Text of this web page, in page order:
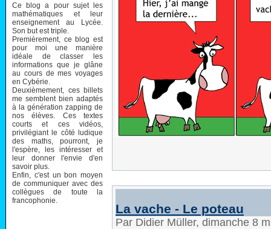
Ce blog a pour sujet les
mathématiques et leur
enseignement au Lycée.
Son but est triple.
Premièrement, ce blog est
pour moi une manière
idéale de classer les
informations que je glâne
au cours de mes voyages
en Cybérie.
Deuxièmement, ces billets
me semblent bien adaptés
à la génération zapping de
nos élèves. Ces textes
courts et ces vidéos,
privilégiant le côté ludique
des maths, pourront, je
l'espère, les intéresser et
leur donner l'envie d'en
savoir plus.
Enfin, c'est un bon moyen
de communiquer avec des
collègues de toute la
francophonie.
La vache - Le poteau
Par Didier Müller, dimanche 8